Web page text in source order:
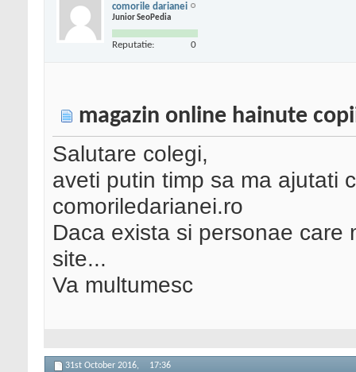
comorile darianei
Junior SeoPedia
Reputatie: 0
magazin online hainute
Salutare colegi,
aveti putin timp sa ma ajutati
comoriledarianei.ro
Daca exista si personae care
site...
Va multumesc
31st October 2016, 17:36